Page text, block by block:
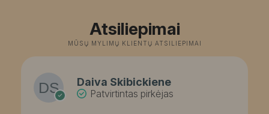
Atsiliepimai
MŪSŲ MYLIMŲ KLIENTŲ ATSILIEPIMAI
Daiva Skibickiene
Patvirtintas pirkėjas